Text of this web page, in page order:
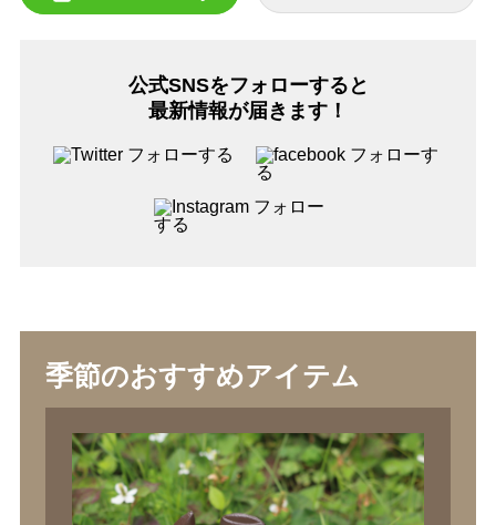
公式SNSをフォローすると
最新情報が届きます！
季節のおすすめアイテム